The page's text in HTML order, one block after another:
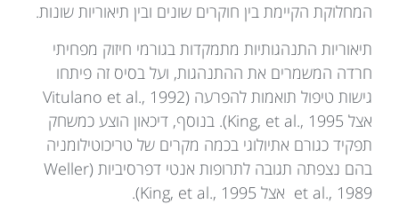
המחלוקת הקיימת בין חוקרים שונים ובין תיאוריות שונות.
תיאוריות התנהגותיות מתמקדות בגורמי חיזוק מפחיתי
חרדה המשמרים את ההתנהגות, ועל בסיס זה פיתחו
אצל King, et al., 1995). בנוסף, דיכאון הוצע כמשחק
תפקיד כגורם אתיולוגי בכמה מקרים של טריכוטילומניה
בהם נצפתה תגובה לתרופות אנטי דפרסיביות (Weller
et al., 1989 אצל King, et al., 1995).